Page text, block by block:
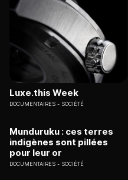
Luxe.this Week
DOCUMENTAIRES SOCIÉTÉ
Munduruku : ces terres
indigènes sont pillées
pour leur or
DOCUMENTAIRES SOCIÉTÉ